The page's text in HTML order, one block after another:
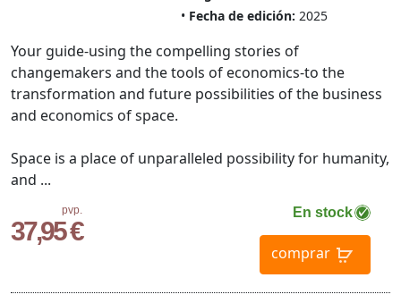
Fecha de edición: 2025
pvp.
37,95 €
En stock
comprar
Your guide-using the compelling stories of
changemakers and the tools of economics-to the
transformation and future possibilities of the business
and economics of space.
Space is a place of unparalleled possibility for humanity,
and ...